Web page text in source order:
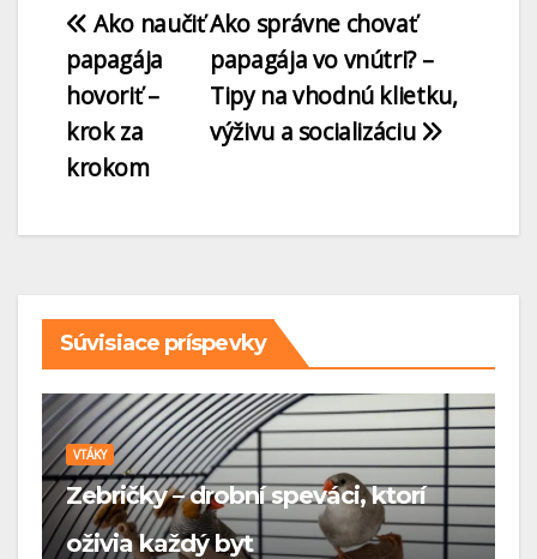
Ako správne chovať
papagája vo vnútri? –
Tipy na vhodnú klietku,
výživu a socializáciu
Ako naučiť
papagája
hovoriť –
krok za
krokom
Súvisiace príspevky
ktorí
VTÁKY
Najčastejšie chyby pri chove
papagája v byte